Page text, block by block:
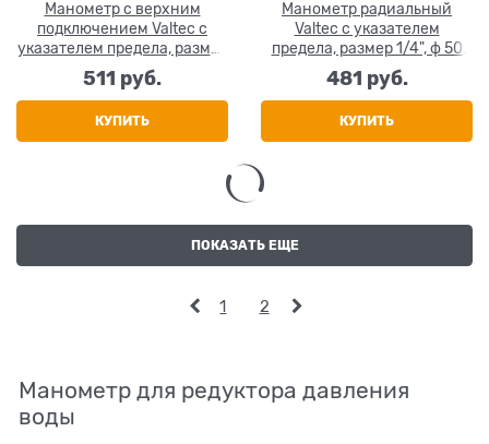
Манометр с верхним
подключением Valtec с
указателем предела, размер
1/4", ф 40 мм, 0-6 бар
511 руб.
КУПИТЬ
Манометр радиальный
Valtec с указателем
предела, размер 1/4", ф 50
мм, 0-10 бар
481 руб.
КУПИТЬ
ПОКАЗАТЬ ЕЩЕ
1 2
Манометр для редуктора давления
воды